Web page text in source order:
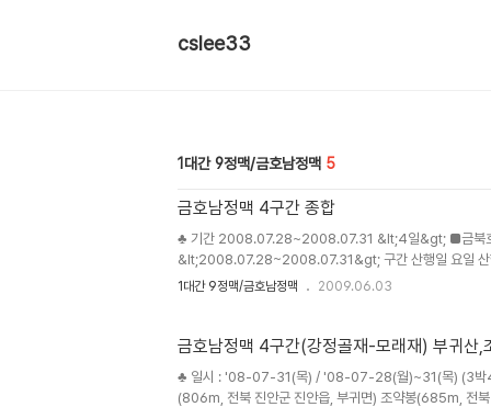
cslee33
1대간 9정맥/금호남정맥 5
금호남정맥 4구간 종합
♣ 기간 2008.07.28~2008.07.31 &lt;4일&gt; ■금북
&lt;2008.07.28~2008.07.31&gt; 구간 산행일 요일 산
28 월 영취산-수분재 장안산 1,237m 무령고개-영취
1대간 9정맥/금호남정맥 2009.06.03
금호남정맥 4구간(강정골재-모래재) 부귀
♣ 일시 : '08-07-31(목) / '08-07-28(월)~31(목) (3박4
(806m, 전북 진안군 진안읍, 부귀면) 조약봉(685m, 전북